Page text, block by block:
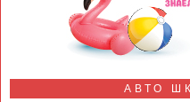
АВТО